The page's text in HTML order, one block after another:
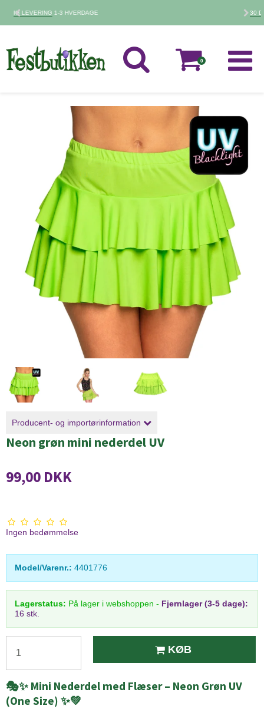
30 DAGES
0
Producent- og importørinformation
Neon grøn mini nederdel UV
99,00 DKK
Ingen bedømmelse
Model/Varenr.: 4401776
Lagerstatus: På lager i webshoppen - Fjernlager (3-5 dage):
16 stk.
KØB
🎭✨ Mini Nederdel med Flæser – Neon Grøn UV
(One Size) ✨💚